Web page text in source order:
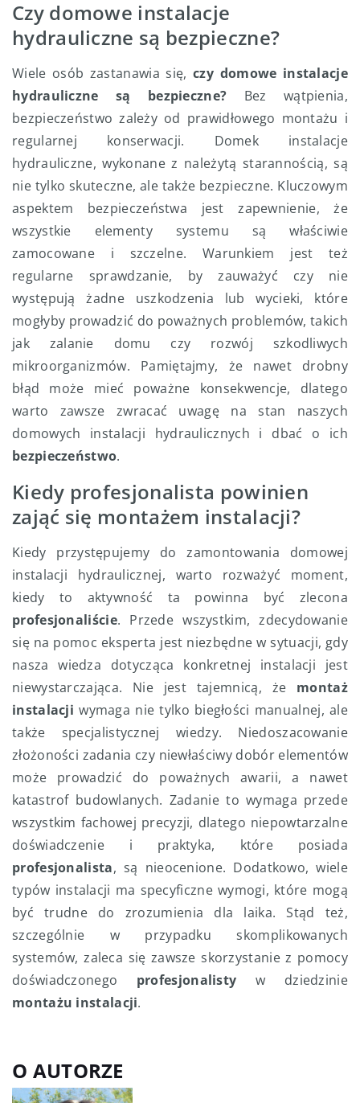
Czy domowe instalacje
hydrauliczne są bezpieczne?
Wiele osób zastanawia się,czy domowe instalacje
hydrauliczne są bezpieczne? Bez wątpienia,
bezpieczeństwo zależy od prawidłowego montażu i
regularnej konserwacji. Domek instalacje
hydrauliczne, wykonane z należytą starannością, są
nie tylko skuteczne, ale także bezpieczne. Kluczowym
aspektem bezpieczeństwa jest zapewnienie, że
wszystkie elementy systemu są właściwie
zamocowane i szczelne. Warunkiem jest też
regularne sprawdzanie, by zauważyć czy nie
występują żadne uszkodzenia lub wycieki, które
mogłyby prowadzić do poważnych problemów, takich
jak zalanie domu czy rozwój szkodliwych
mikroorganizmów. Pamiętajmy, że nawet drobny
błąd może mieć poważne konsekwencje, dlatego
warto zawsze zwracać uwagę na stan naszych
domowych instalacji hydraulicznych i dbać o ich
bezpieczeństwo.
Kiedy profesjonalista powinien
zająć się montażem instalacji?
Kiedy przystępujemy do zamontowania domowej
instalacji hydraulicznej, warto rozważyć moment,
kiedy to aktywność ta powinna być zlecona
profesjonaliście. Przede wszystkim, zdecydowanie
się na pomoc eksperta jest niezbędne w sytuacji, gdy
nasza wiedza dotycząca konkretnej instalacji jest
niewystarczająca. Nie jest tajemnicą, że montaż
instalacji wymaga nie tylko biegłości manualnej, ale
także specjalistycznej wiedzy. Niedoszacowanie
złożoności zadania czy niewłaściwy dobór elementów
może prowadzić do poważnych awarii, a nawet
katastrof budowlanych. Zadanie to wymaga przede
wszystkim fachowej precyzji, dlatego niepowtarzalne
doświadczenie i praktyka, które posiada
profesjonalista, są nieocenione. Dodatkowo, wiele
typów instalacji ma specyficzne wymogi, które mogą
być trudne do zrozumienia dla laika. Stąd też,
szczególnie w przypadku skomplikowanych
systemów, zaleca się zawsze skorzystanie z pomocy
doświadczonego profesjonalisty w dziedzinie
montażu instalacji.
O AUTORZE